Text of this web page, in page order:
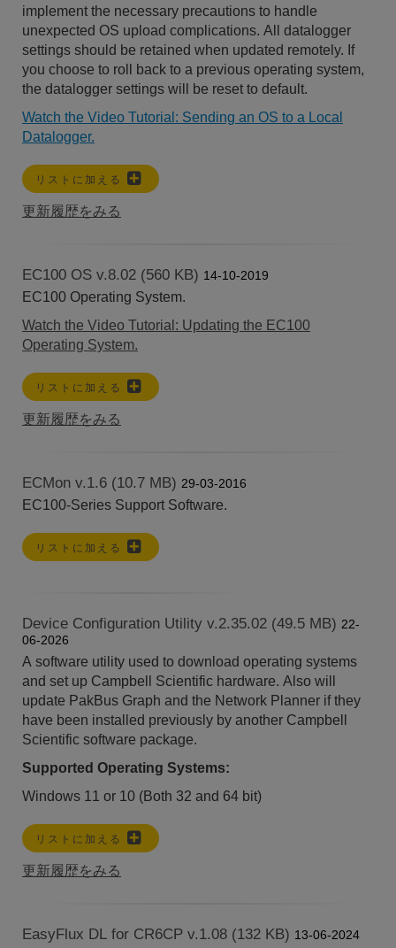
implement the necessary precautions to handle
unexpected OS upload complications. All datalogger
settings should be retained when updated remotely. If
you choose to roll back to a previous operating system,
the datalogger settings will be reset to default.
Watch the Video Tutorial: Sending an OS to a Local
Datalogger.
リストに加える
更新履歴をみる
EC100 OS v.8.02 (560 KB) 14-10-2019
EC100 Operating System.
Watch the Video Tutorial: Updating the EC100
Operating System.
リストに加える
更新履歴をみる
ECMon v.1.6 (10.7 MB) 29-03-2016
EC100-Series Support Software.
リストに加える
Device Configuration Utility v.2.35.02 (49.5 MB) 22-
06-2026
A software utility used to download operating systems
and set up Campbell Scientific hardware. Also will
update PakBus Graph and the Network Planner if they
have been installed previously by another Campbell
Scientific software package.
Supported Operating Systems:
Windows 11 or 10 (Both 32 and 64 bit)
リストに加える
更新履歴をみる
EasyFlux DL for CR6CP v.1.08 (132 KB) 13-06-2024